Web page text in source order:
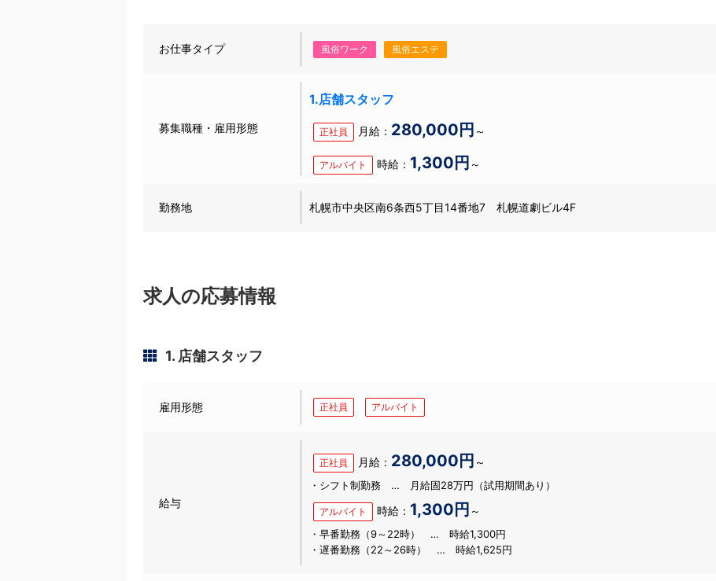
お仕事タイプ 風俗ワーク 風俗エステ
募集職種・雇用形態
1.店舗スタッフ
正社員 月給： 280,000円 ～
アルバイト 時給： 1,300円 ～
勤務地 札幌市中央区南6条西5丁目14番地7 札幌道劇ビル4F
求人の応募情報
1. 店舗スタッフ
雇用形態 正社員 アルバイト
給与
正社員 月給： 280,000円 ～
・シフト制勤務 … 月給固28万円（試用期間あり）
アルバイト 時給： 1,300円 ～
・早番勤務（9～22時） … 時給1,300円
・遅番勤務（22～26時） … 時給1,625円